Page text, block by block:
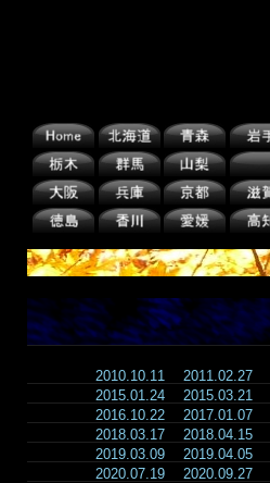
2010.10.11 2011.02.27
2015.01.24
2015.03.21
2016.10.22
2017.01.07
2018.03.17
2018.04.15
2019.03.09
2019.04.05
2020.07.19
2020.09.27